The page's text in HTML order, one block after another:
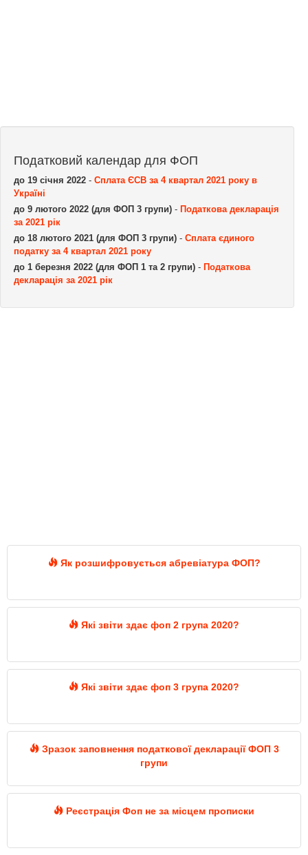
Податковий календар для ФОП
до 19 січня 2022 - Сплата ЄСВ за 4 квартал 2021 року в
Україні
до 9 лютого 2022 (для ФОП 3 групи) - Податкова декларація
за 2021 рік
до 18 лютого 2021 (для ФОП 3 групи) - Сплата єдиного
податку за 4 квартал 2021 року
до 1 березня 2022 (для ФОП 1 та 2 групи) - Податкова
декларація за 2021 рік
Як розшифровується абревіатура ФОП?
Які звіти здає фоп 2 група 2020?
Які звіти здає фоп 3 група 2020?
Зразок заповнення податкової декларації ФОП 3
групи
Реєстрація Фоп не за місцем прописки